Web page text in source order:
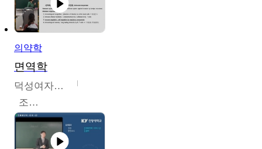
의약학
면역학
덕성여자대학교
조효선